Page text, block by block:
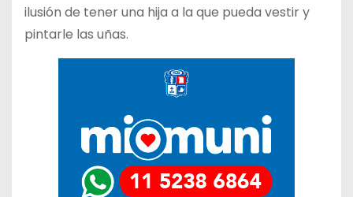
ilusión de tener una hija a la que pueda vestir y
pintarle las uñas.